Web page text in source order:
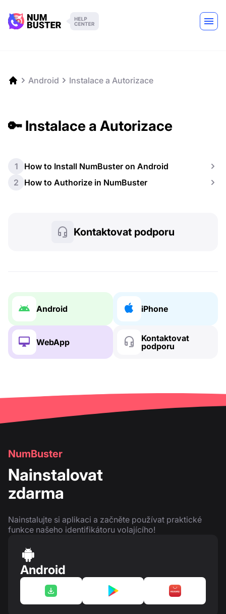
Android Instalace a Autorizace
🔑 Instalace a Autorizace
1
How to Install NumBuster on Android
2
How to Authorize in NumBuster
Kontaktovat podporu
Android iPhone
WebApp
Kontaktovat
podporu
NumBuster
Nainstalovat
zdarma
Nainstalujte si aplikaci a začněte používat praktické
funkce našeho identifikátoru volajícího!
Android